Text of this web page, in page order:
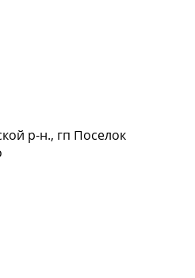
р-н., гп Поселок